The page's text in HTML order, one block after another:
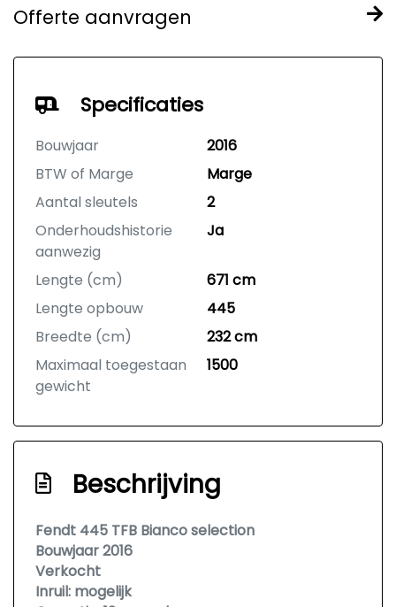
Offerte aanvragen
Specificaties
Bouwjaar
2016
BTW of Marge
Marge
Aantal sleutels
2
Onderhoudshistorie
aanwezig
Ja
Lengte (cm)
671 cm
Lengte opbouw
445
Breedte (cm)
232 cm
Maximaal toegestaan
gewicht
1500
Beschrijving
Fendt 445 TFB Bianco selection
Bouwjaar 2016
Verkocht
Inruil: mogelijk